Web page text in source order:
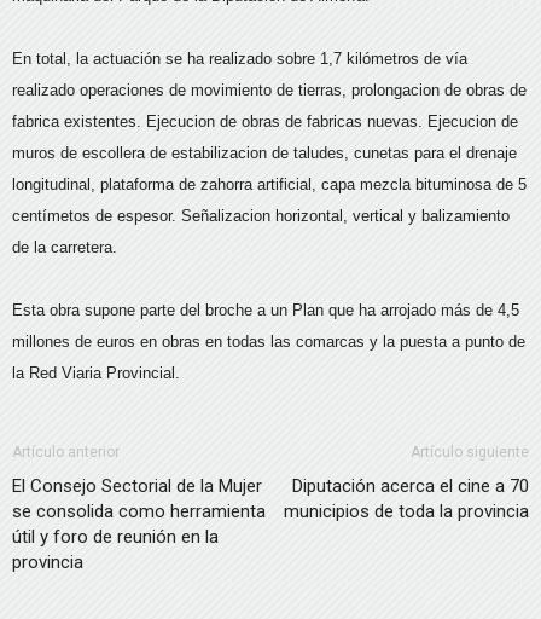
En total, la actuación se ha realizado sobre 1,7 kilómetros de vía
realizado operaciones de movimiento de tierras, prolongacion de obras de
fabrica existentes. Ejecucion de obras de fabricas nuevas. Ejecucion de
muros de escollera de estabilizacion de taludes, cunetas para el drenaje
longitudinal, plataforma de zahorra artificial, capa mezcla bituminosa de 5
centímetos de espesor. Señalizacion horizontal, vertical y balizamiento
de la carretera.
Esta obra supone parte del broche a un Plan que ha arrojado más de 4,5
millones de euros en obras en todas las comarcas y la puesta a punto de
la Red Viaria Provincial.
Artículo anterior
El Consejo Sectorial de la Mujer
se consolida como herramienta
útil y foro de reunión en la
provincia
Artículo siguiente
Diputación acerca el cine a 70
municipios de toda la provincia